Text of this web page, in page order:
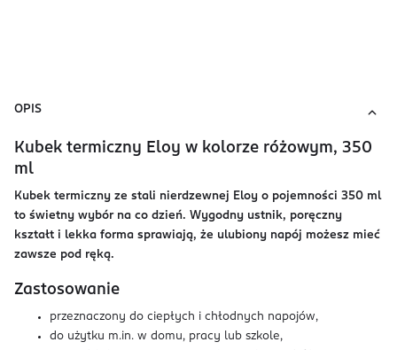
OPIS
Kubek termiczny Eloy w kolorze różowym, 350
ml
Kubek termiczny ze stali nierdzewnej Eloy o pojemności 350 ml
to świetny wybór na co dzień. Wygodny ustnik, poręczny
kształt i lekka forma sprawiają, że ulubiony napój możesz mieć
zawsze pod ręką.
Zastosowanie
przeznaczony do ciepłych i chłodnych napojów,
do użytku m.in. w domu, pracy lub szkole,